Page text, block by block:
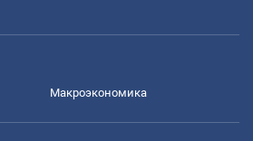
Mакроэкономика